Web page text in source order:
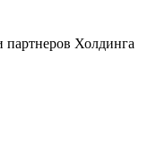
партнеров Холдинга